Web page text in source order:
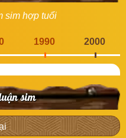
sim hợp tuổi
1990 2000
sim